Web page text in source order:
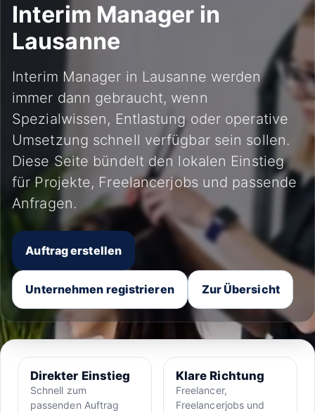
Interim Manager in
Lausanne
Interim Manager in Lausanne werden
immer dann gebraucht, wenn
Spezialwissen, Entlastung oder operative
Umsetzung schnell verfügbar sein sollen.
Diese Seite bündelt den lokalen Einstieg
für Projekte, Freelancerjobs und passende
Anfragen.
Auftrag erstellen
Unternehmen registrieren Zur Übersicht
Direkter Einstieg
Schnell zum
passenden Auftrag
Klare Richtung
Freelancer,
Freelancerjobs und